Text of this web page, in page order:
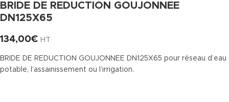
BRIDE DE REDUCTION GOUJONNEE
DN125X65
134,00€ HT
BRIDE DE REDUCTION GOUJONNEE DN125X65 pour réseau d’eau
potable, l’assainissement ou l’irrigation.